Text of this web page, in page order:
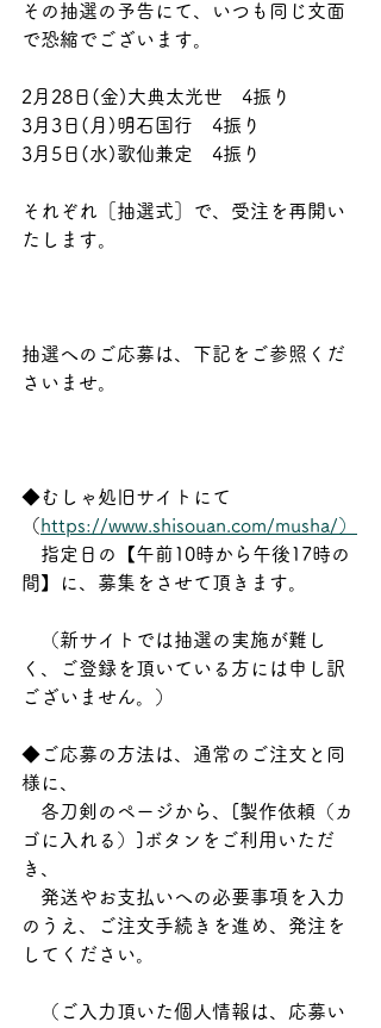
その抽選の予告にて、いつも同じ文面
で恐縮でございます。
2月28日(金)大典太光世　4振り
3月3日(月)明石国行　4振り
3月5日(水)歌仙兼定　4振り
それぞれ［抽選式］で、受注を再開い
たします。
抽選へのご応募は、下記をご参照くだ
さいませ。
◆むしゃ処旧サイトにて
（ https://www.shisouan.com/musha/）
指定日の【午前10時から午後17時の
間】に、募集をさせて頂きます。
（新サイトでは抽選の実施が難し
く、ご登録を頂いている方には申し訳
ございません。）
◆ご応募の方法は、通常のご注文と同
様に、
各刀剣のページから、[製作依頼（カ
ゴに入れる）]ボタンをご利用いただ
き、
発送やお支払いへの必要事項を入力
のうえ、ご注文手続きを進め、発注を
してください。
（ご入力頂いた個人情報は、応募い